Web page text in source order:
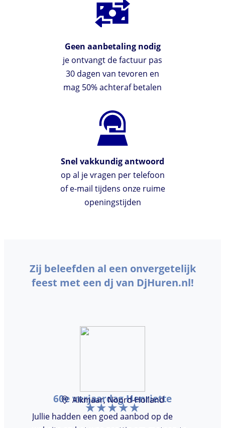
Geen aanbetaling nodig
je ontvangt de factuur pas
30 dagen van tevoren en
mag 50% achteraf betalen
Snel vakkundig antwoord
op al je vragen per telefoon
of e-mail tijdens onze ruime
openingstijden
Zij beleefden al een onvergetelijk
feest met een dj van DjHuren.nl!
60e verjaardag Henriette
Alkmaar, Noord-Holland
Jullie hadden een goed aanbod op de